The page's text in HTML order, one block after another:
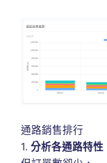
通路銷售排行
1. 分析各通路特性